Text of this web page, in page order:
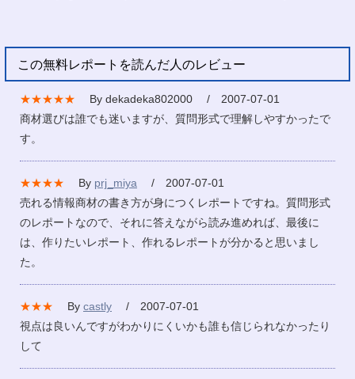
この無料レポートを読んだ人のレビュー
★★★★★
By dekadeka802000 / 2007-07-01
商材選びは誰でも迷いますが、質問形式で理解しやすかったで
す。
★★★★ By prj_miya
/ 2007-07-01
売れる情報商材の書き方が身につくレポートですね。質問形式
のレポートなので、それに答えながら読み進めれば、最後に
は、作りたいレポート、作れるレポートが分かると思いまし
た。
★★★ By castly
/ 2007-07-01
視点は良いんですがわかりにくいかも誰も信じられなかったり
して